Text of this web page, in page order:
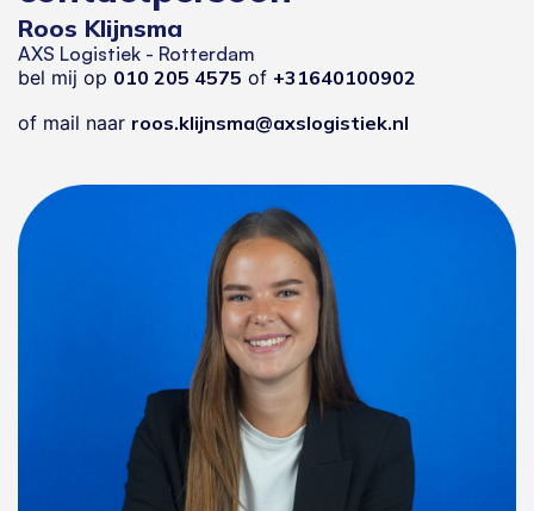
Roos Klijnsma
AXS Logistiek - Rotterdam
bel mij op 010 205 4575 of +31640100902
of mail naar roos.klijnsma@axslogistiek.nl